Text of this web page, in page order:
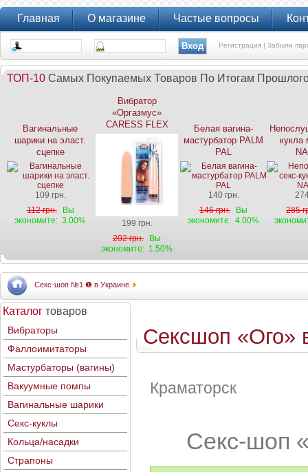
Главная О магазине Частые вопросы
Регистрация |Забыли
ТОП-10 Самых Покупаемых Товаров По Итогам
Вагинальные
шарики на эласт.
сцепке
109 грн.
112 грн.
Вы
экономите: 3.00%
Вибратор
«Оргазмус»
CARESS FLEX
199 грн.
202 грн.
Вы
экономите: 1.50%
Белая вагина-
мастурбатор PALM
PAL
140 грн.
146 грн.
Вы
экономите: 4.00%
кукла
285
Секс-шоп №1 ❶ в Украине
Каталог товаров
Вибраторы
Фаллоимитаторы
Мастурбаторы (вагины)
Вакуумные помпы
Вагинальные шарики
Секс-куклы
Кольца/насадки
Страпоны
Сексшоп «Ого»
Краматорск
Секс-шоп